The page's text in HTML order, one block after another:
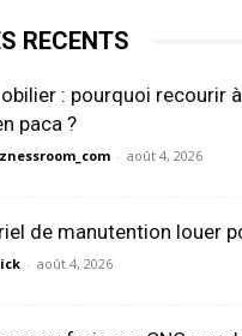
RECENTS
: pourquoi recourir
paca ?
- août 4, 2026
de manutention louer
- août 4, 2026